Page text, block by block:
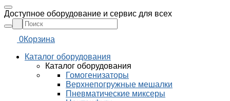
Доступное оборудование и сервис для всех
0Корзина
Каталог оборудования
Каталог оборудования
Гомогенизаторы
Верхнепогружные мешалки
Пневматические миксеры